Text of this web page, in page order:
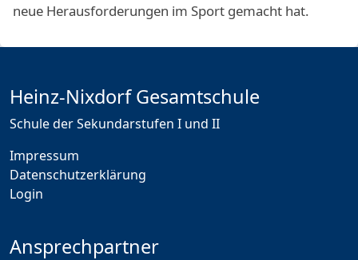
neue Herausforderungen im Sport gemacht hat.
Heinz-Nixdorf Gesamtschule
Schule der Sekundarstufen I und II
Impressum
Datenschutzerklärung
Login
Ansprechpartner